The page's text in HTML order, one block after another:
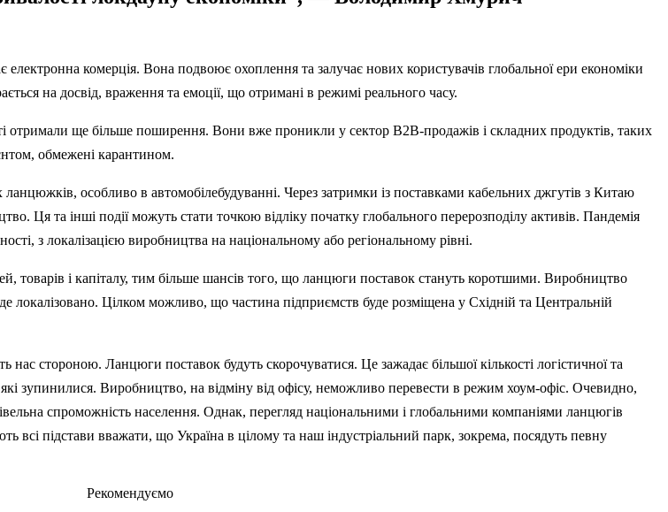
комерція. Вона подвоює охоплення та залучає нових користувачів глобальної ери економіки
на досвід, враження та емоції, що отримані в режимі реального часу.
отримали ще більше поширення. Вони вже проникли у сектор B2B-продажів і складних продуктів, таких
обмежені карантином.
особливо в автомобілебудуванні. Через затримки із поставками кабельних джгутів з Китаю
Ця та інші події можуть стати точкою відліку початку глобального перерозподілу активів. Пандемія
з локалізацією виробництва на національному або регіональному рівні.
товарів і капіталу, тим більше шансів того, що ланцюги поставок стануть коротшими. Виробництво
локалізовано. Цілком можливо, що частина підприємств буде розміщена у Східній та Центральній
стороною. Ланцюги поставок будуть скорочуватися. Це зажадає більшої кількості логістичної та
які зупинилися. Виробництво, на відміну від офісу, неможливо перевести в режим хоум-офіс. Очевидно,
спроможність населення. Однак, перегляд національними і глобальними компаніями ланцюгів
всі підстави вважати, що Україна в цілому та наш індустріальний парк, зокрема, посядуть певну
Рекомендуємо